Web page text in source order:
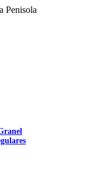
Penisola